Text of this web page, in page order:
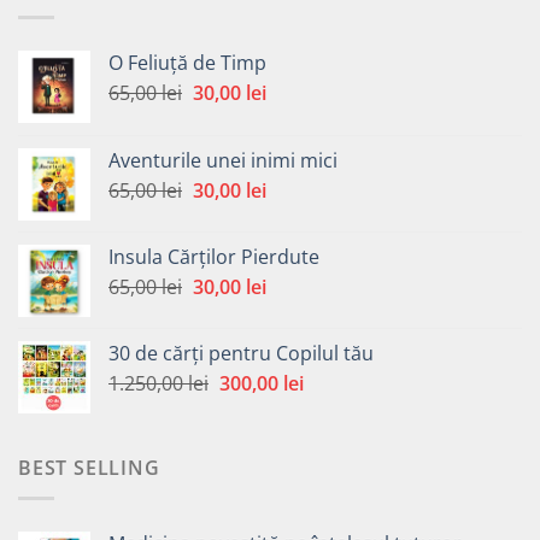
O Feliuță de Timp
65,00lei Prețul
fost:
65,00 lei.
30,00 leiPrețul
30,00 lei.
Aventurile unei inimi mici
65,00lei Prețul
fost:
65,00 lei.
30,00 leiPrețul
30,00 lei.
Insula Cărților Pierdute
65,00lei Prețul
fost:
65,00 lei.
30,00 leiPrețul
30,00 lei.
30 de cărți pentru Copilul tău
1.250,00lei Prețul
300,00 leiPrețul
BEST SELLING